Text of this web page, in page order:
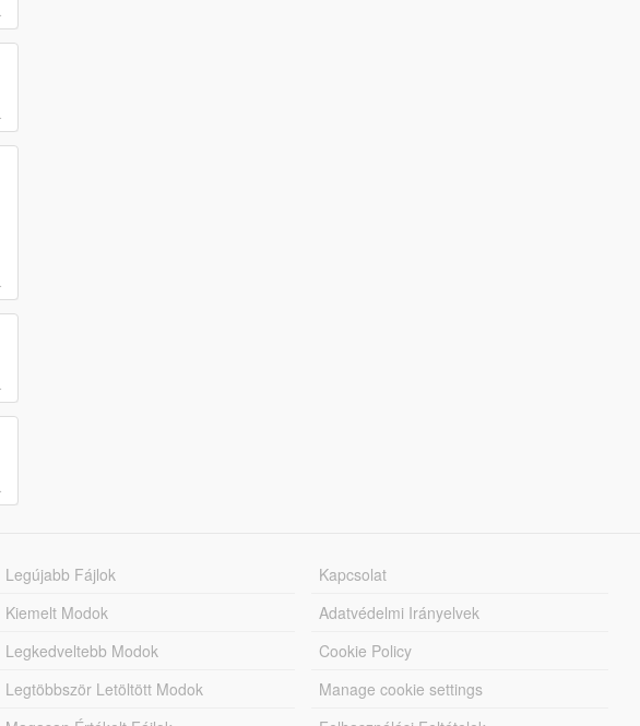
Legújabb Fájlok
Kiemelt Modok
Legkedveltebb Modok
Legtöbbször Letöltött Modok
Kapcsolat
Adatvédelmi Irányelvek
Cookie Policy
Manage cookie settings